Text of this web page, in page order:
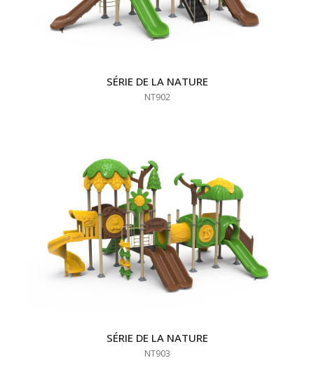
SÉRIE DE LA NATURE
NT902
SÉRIE DE LA NATURE
NT903